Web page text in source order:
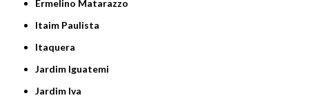
Ermelino Matarazzo
Itaim Paulista
Itaquera
Jardim Iguatemi
Jardim Iva